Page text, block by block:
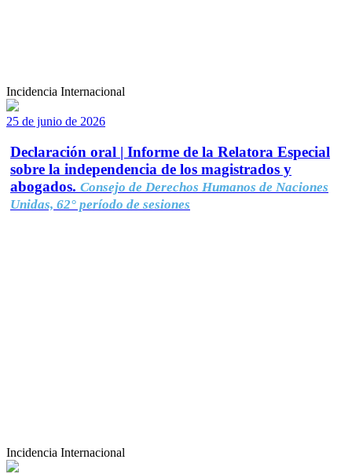
Incidencia Internacional
25 de junio de 2026
Declaración oral | Informe de la Relatora Especial
sobre la independencia de los magistrados y
abogados. Consejo de Derechos Humanos de Naciones
Unidas, 62° período de sesiones
Incidencia Internacional